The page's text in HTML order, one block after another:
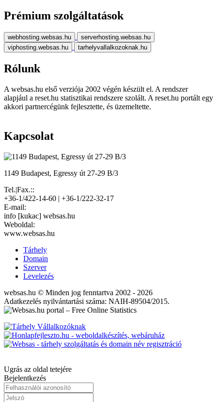
Prémium szolgáltatások
webhosting.websas.hu
serverhosting.websas.hu
viphosting.websas.hu
tarhelyvallalkozoknak.hu
Rólunk
A websas.hu első verziója 2002 végén készült el. A rendszer
alapjául a reset.hu statisztikai rendszere szolált. A reset.hu portált egy
akkori partnercégünk fejlesztette, és üzemeltette.
Kapcsolat
1149 Budapest, Egressy út 27-29 B/3
Tel.|Fax.::
+36-1/422-14-60 | +36-1/222-32-17
E-mail:
info [kukac] websas.hu
Weboldal:
www.websas.hu
Tárhely
Domain
Szerver
Levelezés
websas.hu © Minden jog fenntartva 2002 - 2026
Adatkezelés nyilvántartási száma: NAIH-89504/2015.
Ugrás az oldal tetejére
Bejelentkezés